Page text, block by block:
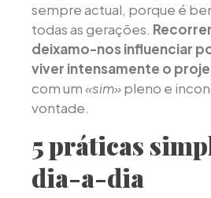
sempre actual, porque é
todas as gerações.
deixamo-nos influenciar
viver intensamente o
com um«sim»pleno e
vontade.
5 práticas
dia-a-dia